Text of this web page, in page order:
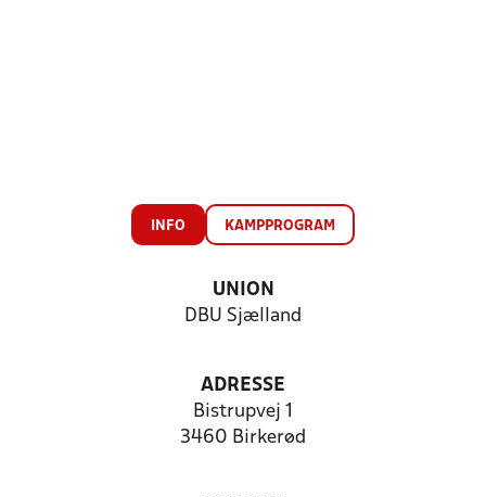
INFO KAMPPROGRAM
UNION
DBU Sjælland
ADRESSE
Bistrupvej 1
3460 Birkerød